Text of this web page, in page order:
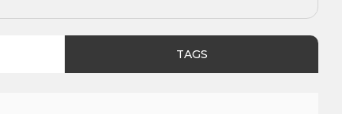
TAGS